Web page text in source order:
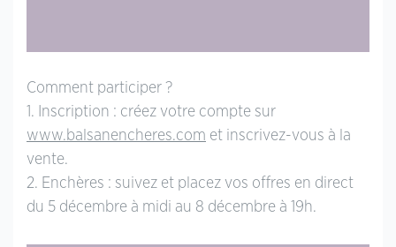
Comment participer ?
1. Inscription : créez votre compte sur
www.balsanencheres.com et inscrivez-vous à la
vente.
2. Enchères : suivez et placez vos offres en direct
du 5 décembre à midi au 8 décembre à 19h.